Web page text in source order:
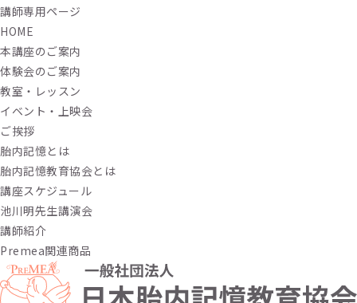
講師専用ページ
HOME
本講座のご案内
体験会のご案内
教室・レッスン
イベント・上映会
ご挨拶
胎内記憶とは
胎内記憶教育協会とは
講座スケジュール
池川明先生講演会
講師紹介
Premea関連商品